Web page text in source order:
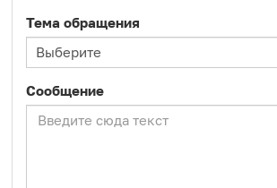
Тема обращения
Сообщение